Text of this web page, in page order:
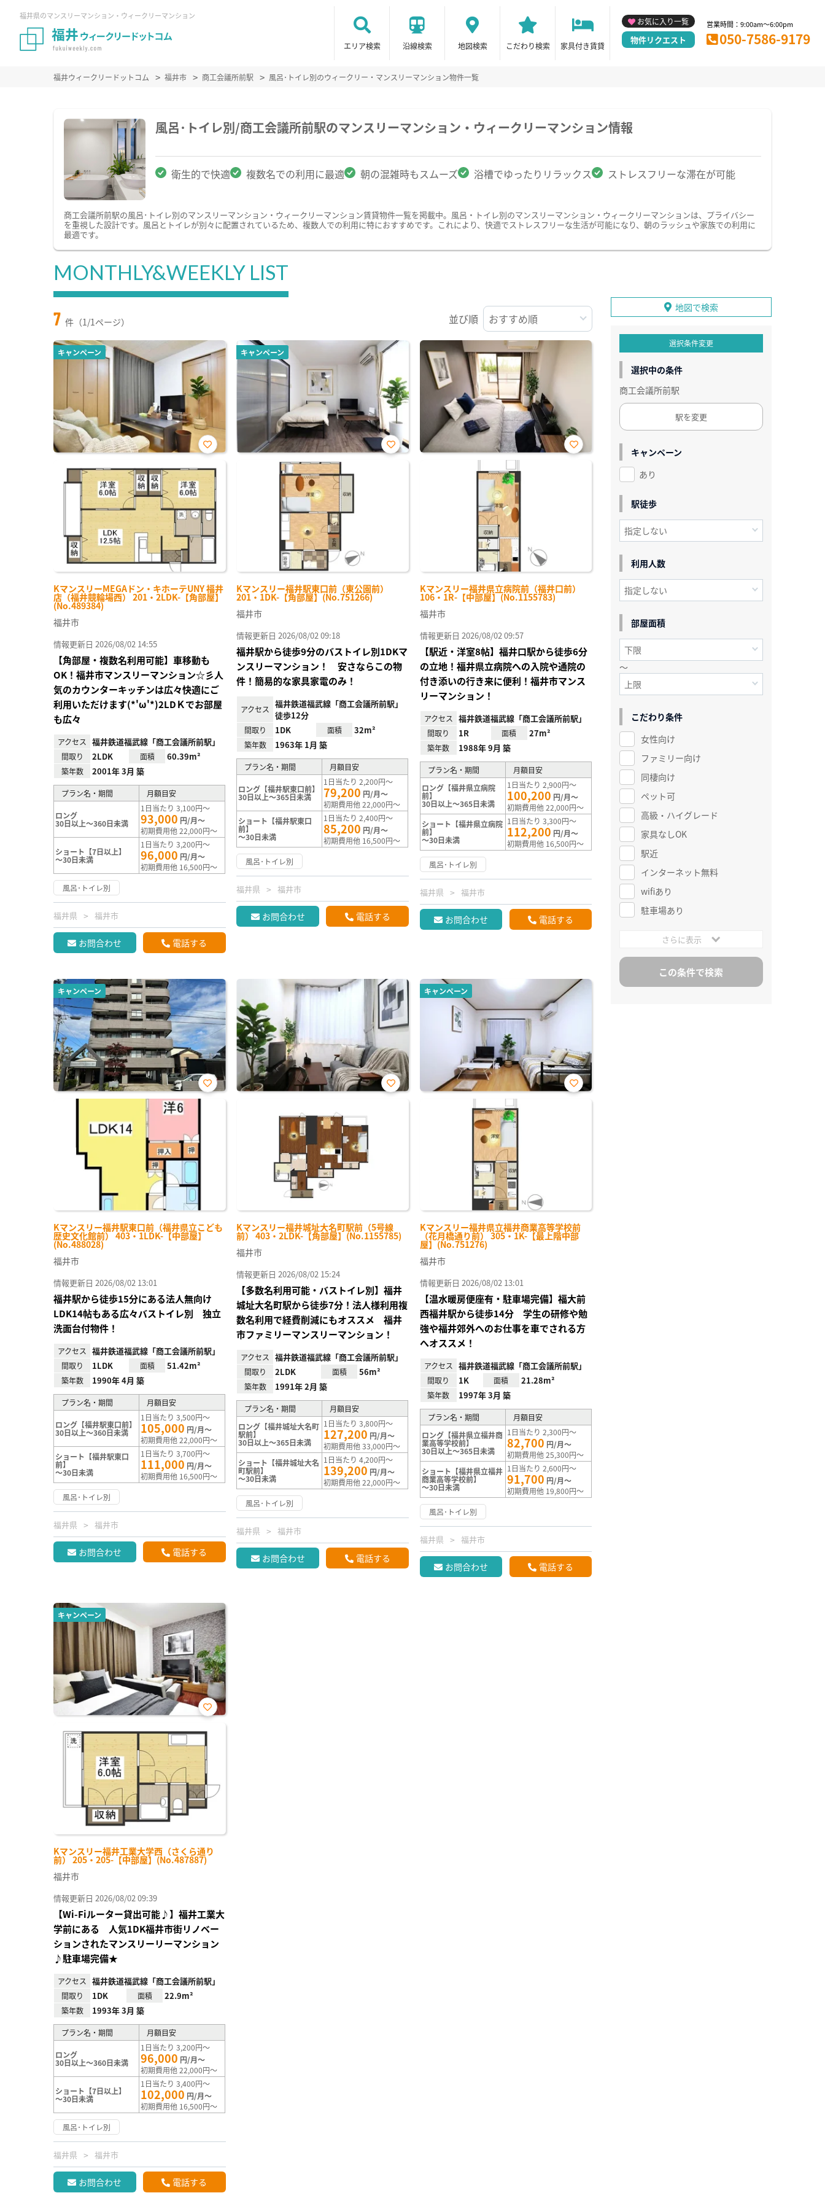
福井県のマンスリーマンション・ウィークリーマンション
エリア検索 沿線検索 地図検索 こだわり検索 家具付き賃貸
お気に入り一覧
物件リクエスト
営業時間：9:00am～6:00pm
050-7586-9179
福井ウィークリードットコム 福井市 商工会議所前駅 風呂･トイレ別のウィークリー・マンスリーマンション物件一覧
風呂･トイレ別/商工会議所前駅のマンスリーマンション・ウィークリーマンション情報
衛生的で快適 複数名での利用に最適 朝の混雑時もスムーズ 浴槽でゆったりリラックス ストレスフリーな滞在が可能
商工会議所前駅の風呂･トイレ別のマンスリーマンション・ウィークリーマンション賃貸物件一覧を掲載中。風呂・トイレ別のマンスリーマンション・ウィークリーマンションは、プライバシー
を重視した設計です。風呂とトイレが別々に配置されているため、複数人での利用に特におすすめです。これにより、快適でストレスフリーな生活が可能になり、朝のラッシュや家族での利用に
最適です。
MONTHLY&WEEKLY LIST
7 件（1/1ページ） 並び順
キャンペーン
KマンスリーMEGAドン・キホーテUNY 福井
店（福井競輪場西） 201・2LDK-【角部屋】
(No.489384)
お気
に入
り登
録
福井市
情報更新日 2026/08/02 14:55
【角部屋・複数名利用可能】車移動も
OK！福井市マンスリーマンション☆彡人
気のカウンターキッチンは広々快適にご
利用いただけます(*'ω'*)2LDＫでお部屋
も広々
アクセス 福井鉄道福武線「商工会議所前駅」
間取り 2LDK 面積 60.39m²
築年数 2001年 3月 築
プラン名・期間 月額目安
ロング
30日以上～360日未満
1日当たり 3,100円～
93,000 円/月～
初期費用他 22,000円～
ショート【7日以上】
～30日未満
1日当たり 3,200円～
96,000 円/月～
初期費用他 16,500円～
風呂･トイレ別
福井県 福井市
お問合わせ 電話する
キャンペーン
Kマンスリー福井駅東口前（東公園前）
201・1DK-【角部屋】(No.751266)
お気
福井市
情報更新日 2026/08/02 09:18
福井駅から徒歩9分のバストイレ別1DKマ
ンスリーマンション！ 安さならこの物
件！簡易的な家具家電のみ！
アクセス
福井鉄道福武線「商工会議所前駅」
徒歩12分
間取り 1DK 面積 32m²
築年数 1963年 1月 築
プラン名・期間 月額目安
ロング【福井駅東口前】
30日以上～365日未満
1日当たり 2,200円～
79,200 円/月～
初期費用他 22,000円～
ショート【福井駅東口
前】
～30日未満
1日当たり 2,400円～
85,200 円/月～
初期費用他 16,500円～
風呂･トイレ別
福井県 福井市
お問合わせ 電話する
Kマンスリー福井県立病院前（福井口前）
106・1R-【中部屋】(No.1155783)
お気
福井市
情報更新日 2026/08/02 09:57
【駅近・洋室8帖】福井口駅から徒歩6分
の立地！福井県立病院への入院や通院の
付き添いの行き来に便利！福井市マンス
リーマンション！
アクセス 福井鉄道福武線「商工会議所前駅」
間取り 1R 面積 27m²
築年数 1988年 9月 築
プラン名・期間
月額目安
ロング【福井県立病院
前】
30日以上～365日未満
1日当たり 2,900円～
100,200 円/月～
初期費用他 22,000円～
ショート【福井県立病院
前】
～30日未満
1日当たり 3,300円～
112,200 円/月～
初期費用他 16,500円～
風呂･トイレ別
福井県 福井市
お問合わせ 電話する
キャンペーン
Kマンスリー福井駅東口前（福井県立こども
歴史文化館前） 403・1LDK-【中部屋】
(No.488028)
お気
福井市
情報更新日 2026/08/02 13:01
福井駅から徒歩15分にある法人無向け
LDK14帖もある広々バストイレ別 独立
洗面台付物件！
アクセス 福井鉄道福武線「商工会議所前駅」
間取り 1LDK 面積 51.42m²
築年数 1990年 4月 築
プラン名・期間 月額目安
ロング【福井駅東口前】
30日以上～360日未満
1日当たり 3,500円～
105,000 円/月～
初期費用他 22,000円～
ショート【福井駅東口
前】
～30日未満
1日当たり 3,700円～
111,000 円/月～
初期費用他 16,500円～
風呂･トイレ別
福井県 福井市
お問合わせ 電話する
Kマンスリー福井城址大名町駅前（5号線
前） 403・2LDK-【角部屋】(No.1155785)
お気
福井市
情報更新日 2026/08/02 15:24
【多数名利用可能・バストイレ別】福井
城址大名町駅から徒歩7分！法人様利用複
数名利用で経費削減にもオススメ 福井
市ファミリーマンスリーマンション！
アクセス 福井鉄道福武線「商工会議所前駅」
間取り 2LDK 面積 56m²
築年数 1991年 2月 築
プラン名・期間
月額目安
ロング【福井城址大名町
駅前】
30日以上～365日未満
1日当たり 3,800円～
127,200 円/月～
初期費用他 33,000円～
ショート【福井城址大名
町駅前】
～30日未満
1日当たり 4,200円～
139,200 円/月～
初期費用他 22,000円～
風呂･トイレ別
福井県 福井市
お問合わせ 電話する
キャンペーン
Kマンスリー福井県立福井商業高等学校前
（花月橋通り前） 305・1K-【最上階中部
屋】(No.751276)
お気
福井市
情報更新日 2026/08/02 13:01
【温水暖房便座有・駐車場完備】福大前
西福井駅から徒歩14分 学生の研修や勉
強や福井郊外へのお仕事を車でされる方
へオススメ！
アクセス 福井鉄道福武線「商工会議所前駅」
間取り 1K 面積 21.28m²
築年数 1997年 3月 築
プラン名・期間
月額目安
ロング【福井県立福井商
業高等学校前】
30日以上～365日未満
1日当たり 2,300円～
82,700 円/月～
初期費用他 25,300円～
ショート【福井県立福井
商業高等学校前】
～30日未満
1日当たり 2,600円～
91,700 円/月～
初期費用他 19,800円～
風呂･トイレ別
福井県 福井市
お問合わせ 電話する
キャンペーン
Kマンスリー福井工業大学西（さくら通り
前） 205・205-【中部屋】(No.487887)
お気
に入
り登
録
福井市
情報更新日 2026/08/02 09:39
【Wi-Fiルーター貸出可能♪】福井工業大
学前にある 人気1DK福井市街リノベー
ションされたマンスリーリーマンション
♪駐車場完備★
アクセス 福井鉄道福武線「商工会議所前駅」
間取り 1DK 面積 22.9m²
築年数 1993年 3月 築
プラン名・期間 月額目安
ロング
30日以上～360日未満
1日当たり 3,200円～
96,000 円/月～
初期費用他 22,000円～
ショート【7日以上】
～30日未満
1日当たり 3,400円～
102,000 円/月～
初期費用他 16,500円～
風呂･トイレ別
福井県 福井市
お問合わせ 電話する
地図で検索
選択条件変更
選択中の条件
商工会議所前駅
駅を変更
キャンペーン
あり
駅徒歩
利用人数
部屋面積
～
こだわり条件
女性向け
ファミリー向け
同棲向け
ペット可
高級・ハイグレード
家具なしOK
駅近
インターネット無料
wifiあり
駐車場あり
さらに表示